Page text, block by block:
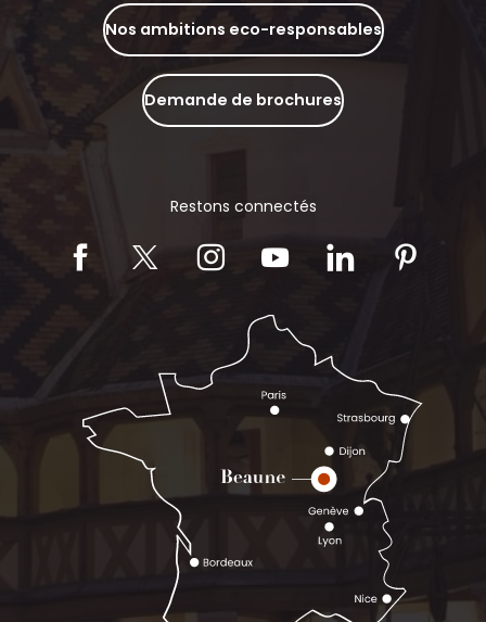
Nos ambitions eco-responsables
Demande de brochures
Restons connectés